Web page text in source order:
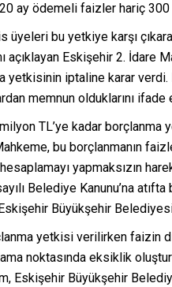
ay ödemeli faizler hariç
üyeleri bu yetkiye karşı
açıklayan Eskişehir 2.
yetkisinin iptaline karar
memnun olduklarını
TL’ye kadar borçlanma
bu borçlanmanın
yapmaksızın
Belediye Kanunu’na
Büyükşehir
yetkisi verilirken faizin
noktasında eksiklik
Eskişehir Büyükşehir